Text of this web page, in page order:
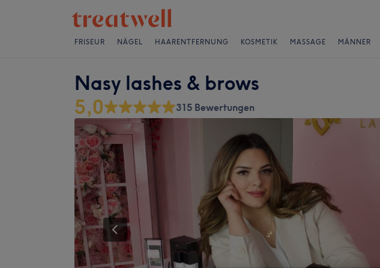
FRISEUR NÄGEL HAARENTFERNUNG KOSMETIK MASSAGE MÄNNER
Nasy lashes & brows
5,0 315 Bewertungen